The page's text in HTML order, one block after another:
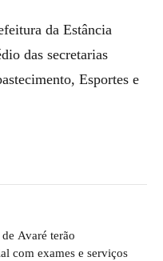
da Estância
das secretarias
Esportes e
Avaré terão
com exames e serviços